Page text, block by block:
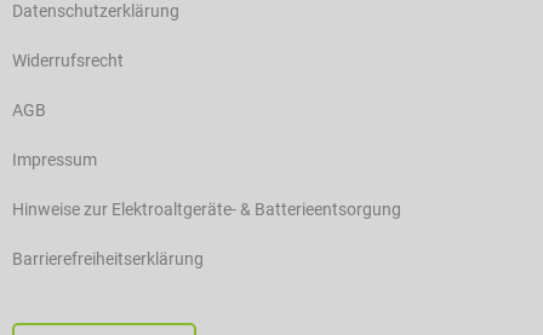
Datenschutzerklärung
Widerrufsrecht
AGB
Impressum
Hinweise zur Elektroaltgeräte- & Batterieentsorgung
Barrierefreiheitserklärung